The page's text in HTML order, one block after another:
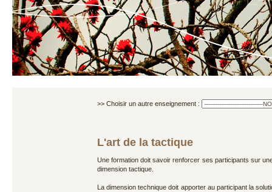
>> Choisir un autre enseignement :
L'art de la tactique
Une formation doit savoir renforcer ses participants sur
dimension tactique.
La dimension technique doit apporter au participant la